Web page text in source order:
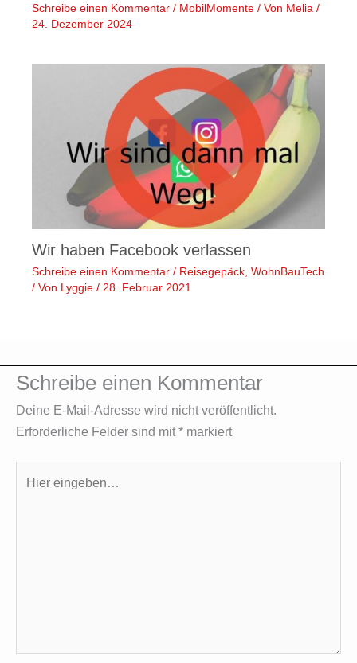
Schreibe einen Kommentar / MobilMomente / Von Melia /
24. Dezember 2024
Wir haben Facebook verlassen
Schreibe einen Kommentar / Reisegepäck, WohnBauTech
/ Von Lyggie / 28. Februar 2021
Schreibe einen Kommentar
Deine E-Mail-Adresse wird nicht veröffentlicht.
Erforderliche Felder sind mit* markiert
eingeben…